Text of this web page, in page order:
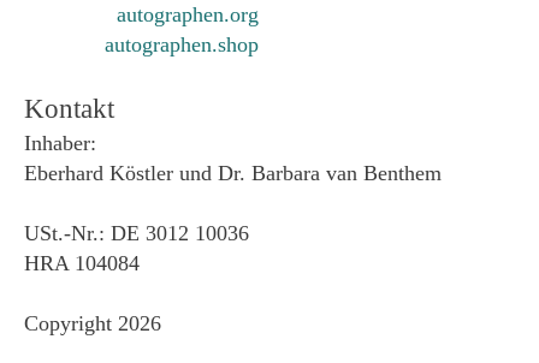
autographen.org
autographen.shop
Kontakt
Inhaber:
Eberhard Köstler und Dr. Barbara van Benthem
USt.-Nr.: DE 3012 10036
HRA 104084
Copyright 2026